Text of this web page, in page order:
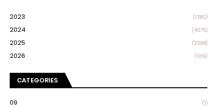
2023 (1380)
2024 (4075)
2025 (2508)
2026 (1051)
CATEGORIES
09 (1)